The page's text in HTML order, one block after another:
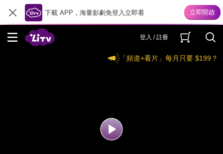
下載 APP，海量影劇免登入立即看
登入 / 註冊
「頻道+看片」每月只要 $199？